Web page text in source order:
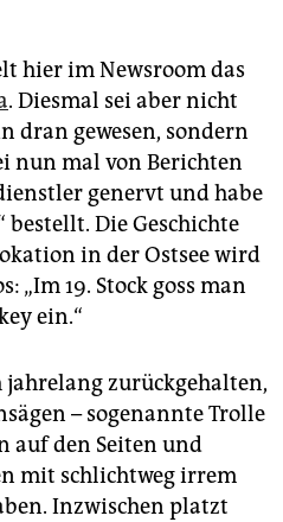
hier im Newsroom das
. Diesmal sei aber nicht
dran gewesen, sondern
nun mal von Berichten
genervt und habe
bestellt. Die Geschichte
in der Ostsee wird
„Im 19. Stock goss man
ein.“
zurückgehalten,
– sogenannte Trolle
auf den Seiten und
mit schlichtweg irrem
Inzwischen platzt